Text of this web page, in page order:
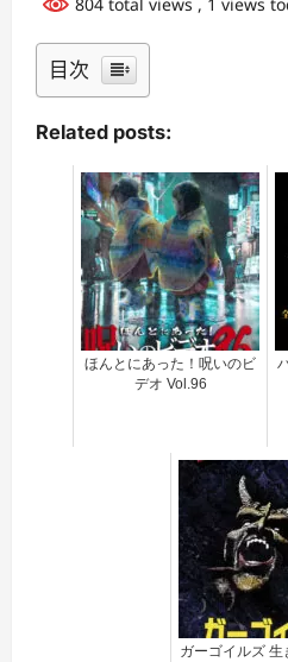
目次
Related posts:
ほんとにあった！呪いのビ
デオ Vol.96
ガーゴイルズ 生